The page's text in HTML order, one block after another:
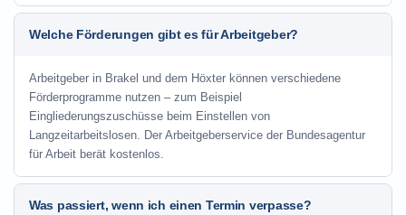
Welche Förderungen gibt es für Arbeitgeber?
Arbeitgeber in Brakel und dem Höxter können verschiedene
Förderprogramme nutzen – zum Beispiel
Eingliederungszuschüsse beim Einstellen von
Langzeitarbeitslosen. Der Arbeitgeberservice der Bundesagentur
für Arbeit berät kostenlos.
Was passiert, wenn ich einen Termin verpasse?